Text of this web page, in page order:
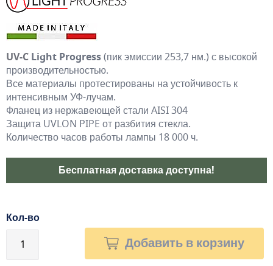
UV-C Light Progress(пик эмиссии 253,7 нм.) с высокой
производительностью.
Все материалы протестированы на устойчивость к
интенсивным УФ-лучам.
Фланец из нержавеющей стали AISI 304
Защита UVLON PIPE от разбития стекла.
Количество часов работы лампы 18 000 ч.
Бесплатная доставка доступна!
Кол-во
Добавить в корзину